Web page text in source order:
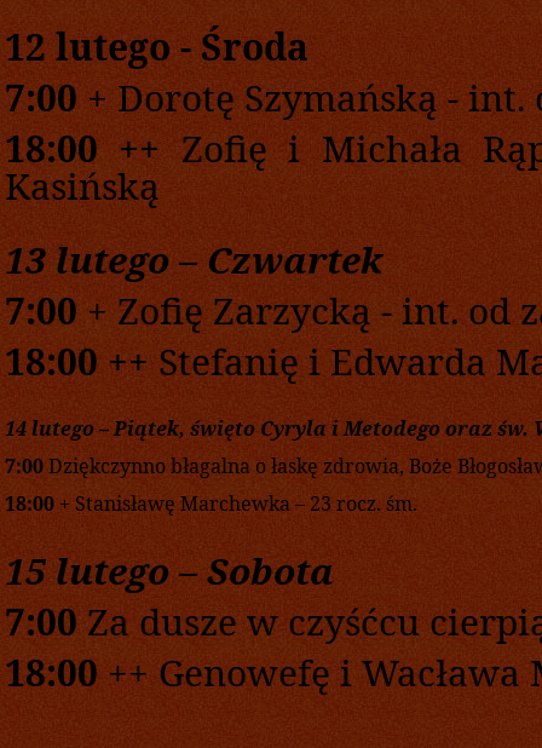
12 lutego - Środa
7:00 + Dorotę Szymańską - int.
18:00 ++ Zofię i Michała
Kasińską
13 lutego– Czwartek
7:00 + Zofię Zarzycką - int. od
18:00 ++ Stefanię i Edwarda
14 lutego–Piątek, święto Cyryla i Metodego oraz św.
7:00Dziękczynno błagalna o łaskę zdrowia, Boże
18:00 + Stanisławę Marchewka – 23 rocz. śm.
15 lutego– Sobota
7:00 Za dusze w czyśćcu
18:00 ++ Genowefę i